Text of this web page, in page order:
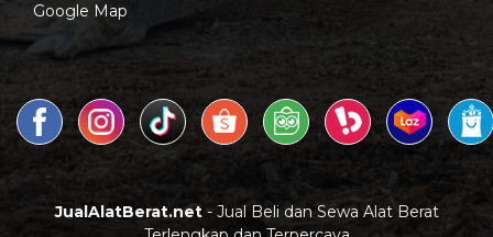
Google Map
JualAlatBerat.net- Jual Beli dan Sewa Alat Berat